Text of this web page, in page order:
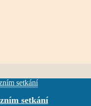
setkání